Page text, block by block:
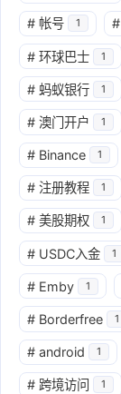
# 帐号 1 #
# 环球巴士 1
# 蚂蚁银行 1
# 澳门开户 1
# Binance 1
# 注册教程 1
# 美股期权 1
# USDC入金 1
# Emby 1
# Borderfree 1
# android 1
# 跨境访问 1